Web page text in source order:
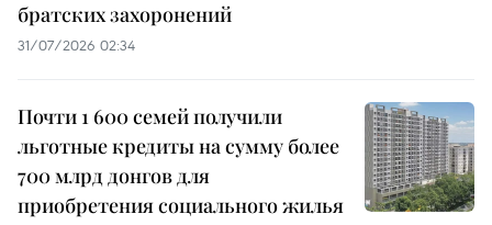
братских захоронений
31/07/2026 02:34
Почти 1 600 семей получили
льготные кредиты на сумму более
700 млрд донгов для
приобретения социального жилья